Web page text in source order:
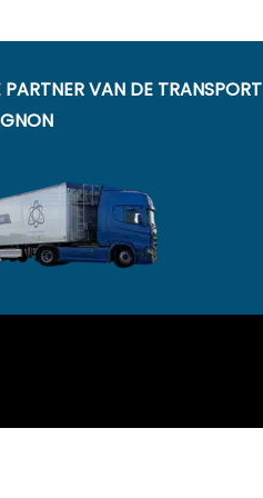
PARTNER VAN DE TRANSPORT